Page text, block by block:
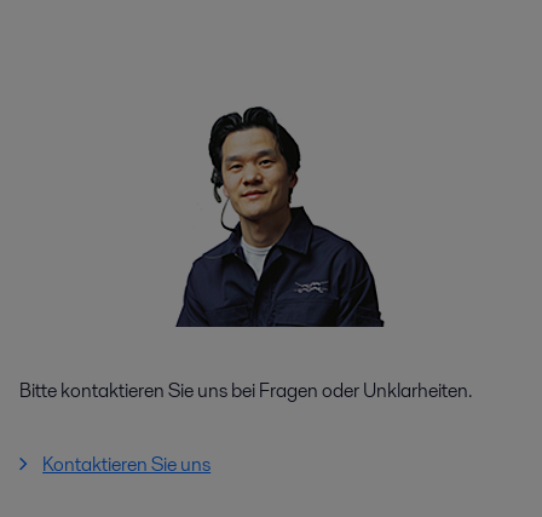
Bitte kontaktieren Sie uns bei Fragen oder Unklarheiten.
Kontaktieren Sie uns